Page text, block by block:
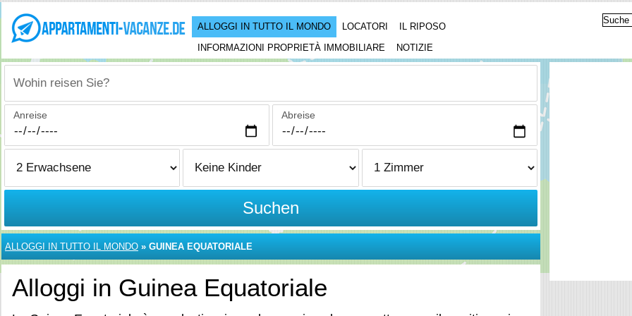
ALLOGGI IN TUTTO IL MONDO LOCATORI
IL RIPOSO
INFORMAZIONI PROPRIETÀ IMMOBILIARE
NOTIZIE
Wohin reisen Sie?
Anreise Abreise
Suchen
ALLOGGI IN TUTTO IL MONDO » GUINEA EQUATORIALE
Alloggi in Guinea Equatoriale